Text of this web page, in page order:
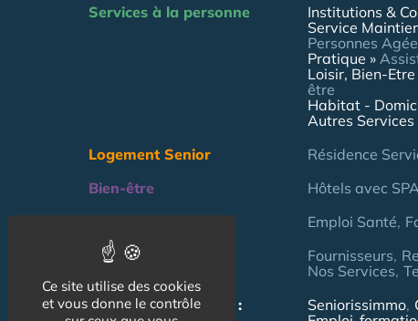
Services à la personne
Institutions &
Service
Personnes
Pratique
Loisir, Bien-
être
Habitat -
Autres Services
Logement Senior
Résidence
Bien-être
Hôtels avec SPA
Emploi & formation
Emploi Santé
Professionnels
Fournisseurs
Nos Services
NOS AUTRES SITES :
Seniorissimmo
Ce site utilise des cookies
et vous donne le contrôle